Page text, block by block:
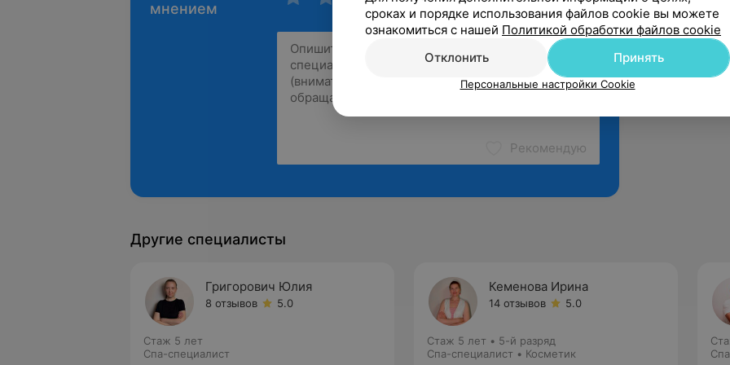
мнением
Рекомендую
Другие специалисты
Григорович Юлия
8 отзывов 5.0
Стаж 5 лет
Спа-специалист
Кеменова Ирина
14 отзывов 5.0
Стаж 5 лет • 5-й разряд
Спа-специалист • Косметик
сроках и порядке использования файлов cookie вы можете
ознакомиться с нашей Политикой обработки файлов cookie
Отклонить
Принять
Персональные настройки Cookie